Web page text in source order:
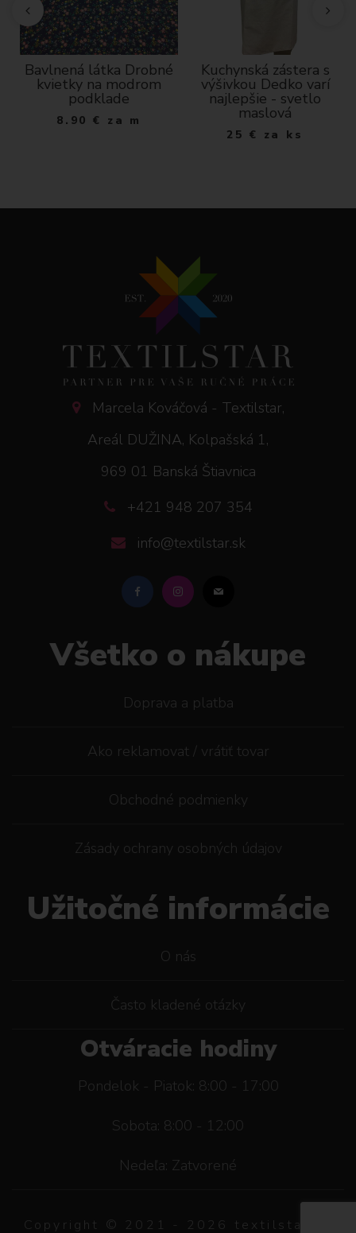
Bavlnená látka Drobné
kvietky na modrom
podklade
8.90 € za m
Kuchynská zástera s
výšivkou Dedko varí
najlepšie - svetlo
maslová
25 € za ks
Marcela Kováčová - Textilstar,
Areál DUŽINA, Kolpašská 1,
969 01 Banská Štiavnica
+421 948 207 354
info@textilstar.sk
Všetko o nákupe
Doprava a platba
Ako reklamovat / vrátiť tovar
Obchodné podmienky
Zásady ochrany osobných údajov
Užitočné informácie
O nás
Často kladené otázky
Otváracie hodiny
Pondelok - Piatok: 8:00 - 17:00
Sobota: 8:00 - 12:00
Nedeľa: Zatvorené
Copyright © 2021 - 2026 textilstar.sk